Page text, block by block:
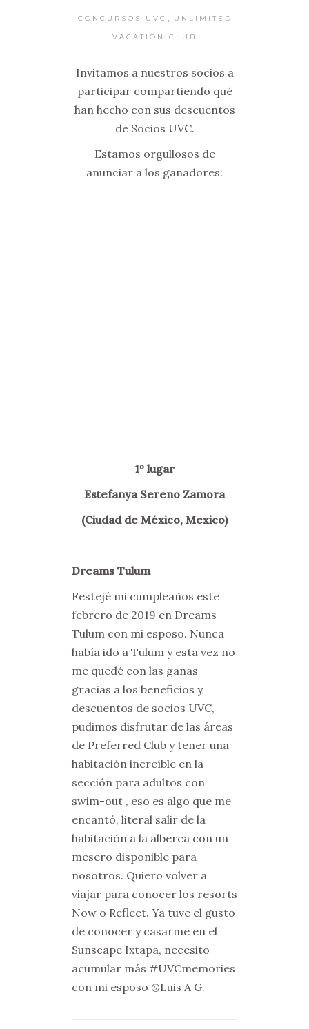
CONCURSOS UVC UNLIMITED
VACATION CLUB
Invitamos a nuestros socios a
participar compartiendo qué
han hecho con sus descuentos
de Socios UVC.
Estamos orgullosos de
anunciar a los ganadores:
1º lugar
Estefanya Sereno Zamora
(Ciudad de México, Mexico)
Dreams Tulum
Festejé mi cumpleaños este
febrero de 2019 en Dreams
Tulum con mi esposo. Nunca
había ido a Tulum y esta vez no
me quedé con las ganas
gracias a los beneficios y
descuentos de socios UVC,
pudimos disfrutar de las áreas
de Preferred Club y tener una
habitación increíble en la
sección para adultos con
swim-out , eso es algo que me
encantó, literal salir de la
habitación a la alberca con un
mesero disponible para
nosotros. Quiero volver a
viajar para conocer los resorts
Now o Reflect. Ya tuve el gusto
de conocer y casarme en el
Sunscape Ixtapa, necesito
acumular más #UVCmemories
con mi esposo @Luis A G.